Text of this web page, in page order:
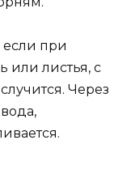
если при
или листья, с
Через